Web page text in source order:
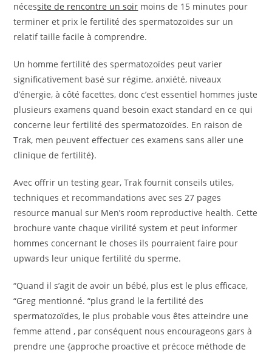
nécessite de rencontre un soir moins de 15 minutes pour
terminer et prix le fertilité des spermatozoïdes sur un
relatif taille facile à comprendre.
Un homme fertilité des spermatozoïdes peut varier
significativement basé sur régime, anxiété, niveaux
d’énergie, à côté facettes, donc c’est essentiel hommes juste
plusieurs examens quand besoin exact standard en ce qui
concerne leur fertilité des spermatozoïdes. En raison de
Trak, men peuvent effectuer ces examens sans aller une
clinique de fertilité}.
Avec offrir un testing gear, Trak fournit conseils utiles,
techniques et recommandations avec ses 27 pages
resource manual sur Men’s room reproductive health. Cette
brochure vante chaque virilité system et peut informer
hommes concernant le choses ils pourraient faire pour
upwards leur unique fertilité du sperme.
“Quand il s’agit de avoir un bébé, plus est le plus efficace,
“Greg mentionné. “plus grand le la fertilité des
spermatozoïdes, le plus probable vous êtes atteindre une
femme attend , par conséquent nous encourageons gars à
prendre une {approche proactive et précoce méthode de